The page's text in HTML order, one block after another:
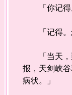
「你记得从
「记得。
「当天，那
报，天剑峡
病状。」